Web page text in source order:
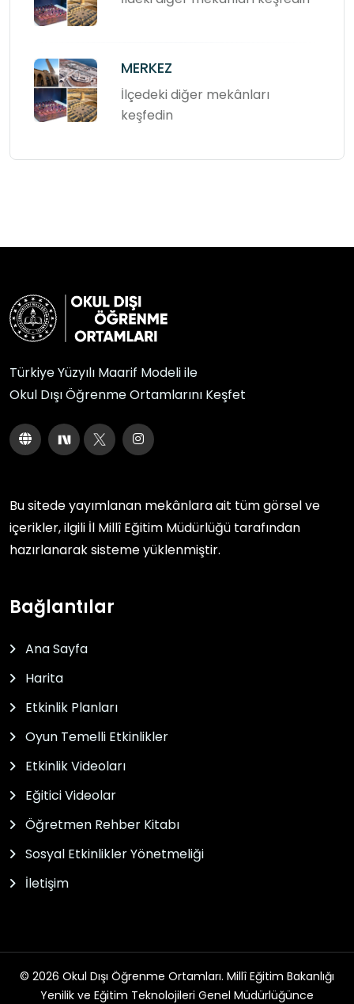
MERKEZ
İlçedeki diğer mekânları
keşfedin
Türkiye Yüzyılı Maarif Modeli ile
Okul Dışı Öğrenme Ortamlarını Keşfet
Bu sitede yayımlanan mekânlara ait tüm görsel ve
içerikler, ilgili İl Millî Eğitim Müdürlüğü tarafından
hazırlanarak sisteme yüklenmiştir.
Bağlantılar
Ana Sayfa
Harita
Etkinlik Planları
Oyun Temelli Etkinlikler
Etkinlik Videoları
Eğitici Videolar
Öğretmen Rehber Kitabı
Sosyal Etkinlikler Yönetmeliği
İletişim
© 2026 Okul Dışı Öğrenme Ortamları. Millî Eğitim Bakanlığı
Yenilik ve Eğitim Teknolojileri Genel Müdürlüğünce